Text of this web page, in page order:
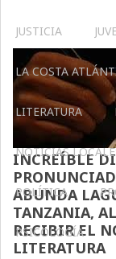
JUSTICIA
LA COSTA
LITERATURA
NOTICIAS
POLÍTICA
PSICOLOGÍA
INCREÍBLE
ABUNDA
TANZANIA, AL
RECIBIR EL
LITERATURA